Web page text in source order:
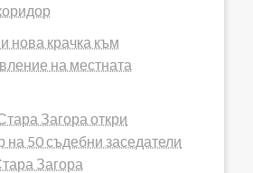
нова крачка към
на местната
Загора откри
на 50 съдебни заседатели
Загора